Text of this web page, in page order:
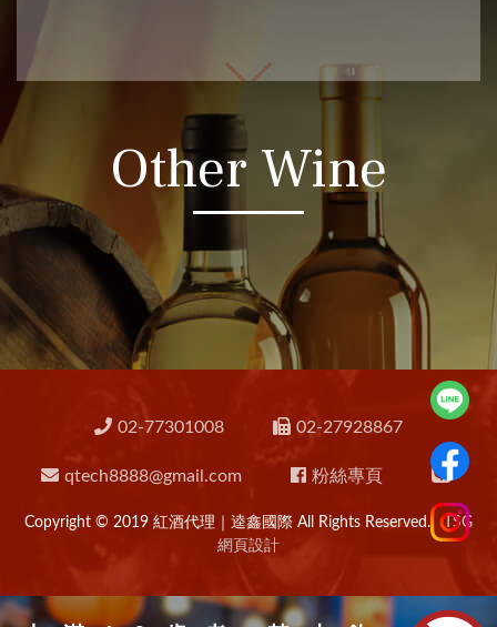
Other Wine
02-77301008 02-27928867
qtech8888@gmail.com 粉絲專頁
Copyright © 2019 紅酒代理｜逵鑫國際 All Rights Reserved.TSG
網頁設計